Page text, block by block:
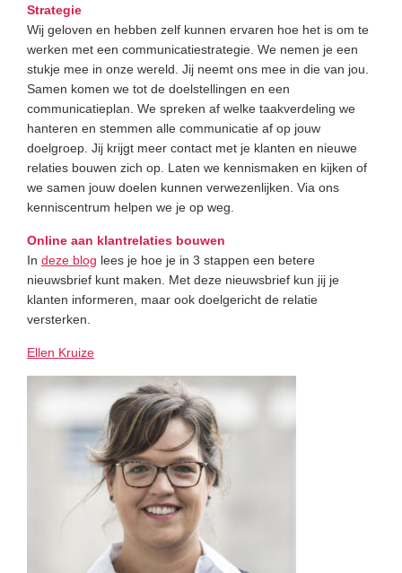
Strategie
Wij geloven en hebben zelf kunnen ervaren hoe het is om te
werken met een communicatiestrategie. We nemen je een
stukje mee in onze wereld. Jij neemt ons mee in die van jou.
Samen komen we tot de doelstellingen en een
communicatieplan. We spreken af welke taakverdeling we
hanteren en stemmen alle communicatie af op jouw
doelgroep. Jij krijgt meer contact met je klanten en nieuwe
relaties bouwen zich op. Laten we kennismaken en kijken of
we samen jouw doelen kunnen verwezenlijken. Via ons
kenniscentrum helpen we je op weg.
Online aan klantrelaties bouwen
In deze blog lees je hoe je in 3 stappen een betere
nieuwsbrief kunt maken. Met deze nieuwsbrief kun jij je
klanten informeren, maar ook doelgericht de relatie
versterken.
Ellen Kruize